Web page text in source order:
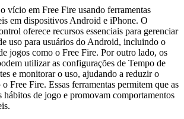
vício em Free Fire usando ferramentas
em dispositivos Android e iPhone. O
oferece recursos essenciais para gerenciar
uso para usuários do Android, incluindo o
jogos como o Free Fire. Por outro lado, os
utilizar as configurações de Tempo de
e monitorar o uso, ajudando a reduzir o
Free Fire. Essas ferramentas permitem que as
hábitos de jogo e promovam comportamentos